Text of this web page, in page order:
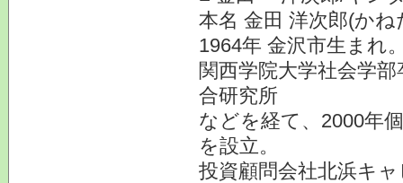
本名 金田 洋次郎(か
1964年 金沢市生まれ
関西学院大学社会学
合研究所
などを経て、2000年
を設立。
投資顧問会社北浜キ